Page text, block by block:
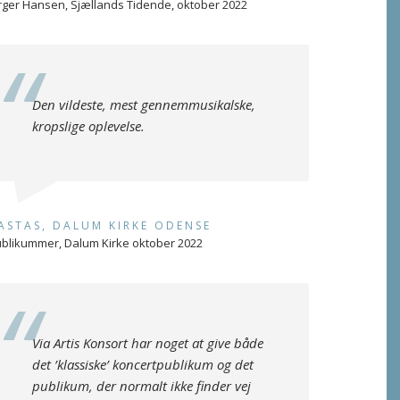
Hansen, Sjællands Tidende, oktober 2022
Den vildeste, mest gennemmusikalske,
kropslige oplevelse.
DALUM KIRKE ODENSE
Dalum Kirke oktober 2022
Via Artis Konsort har noget at give både
det ’klassiske’ koncertpublikum og det
publikum, der normalt ikke finder vej